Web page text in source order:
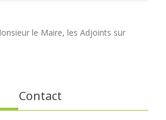
le Maire, les Adjoints sur
Contact